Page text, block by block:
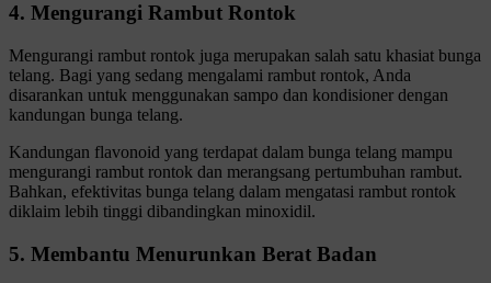
4. Mengurangi Rambut Rontok
Mengurangi rambut rontok juga merupakan salah satu khasiat bunga
telang. Bagi yang sedang mengalami rambut rontok, Anda
disarankan untuk menggunakan sampo dan kondisioner dengan
kandungan bunga telang.
Kandungan flavonoid yang terdapat dalam bunga telang mampu
mengurangi rambut rontok dan merangsang pertumbuhan rambut.
Bahkan, efektivitas bunga telang dalam mengatasi rambut rontok
diklaim lebih tinggi dibandingkan minoxidil.
5. Membantu Menurunkan Berat Badan